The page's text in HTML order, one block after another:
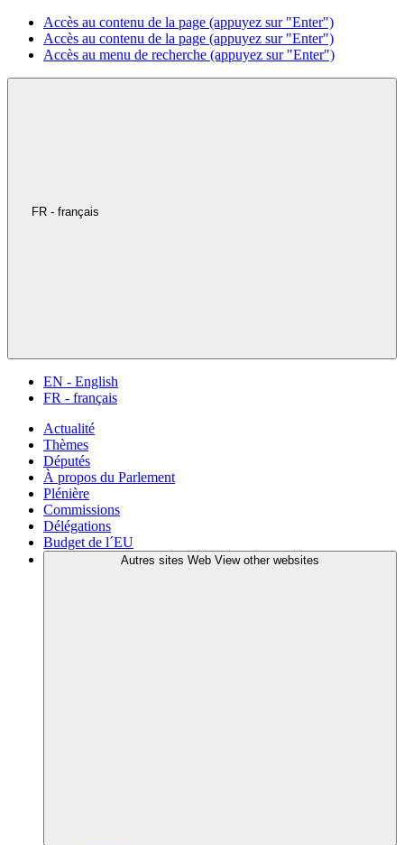
Accès au contenu de la page (appuyez sur "Enter")
Accès au contenu de la page (appuyez sur "Enter")
Accès au menu de recherche (appuyez sur "Enter")
FR - français
EN - English
FR - français
Actualité
Thèmes
Députés
À propos du Parlement
Plénière
Commissions
Délégations
Budget de l´EU
Autres sites Web View other websites